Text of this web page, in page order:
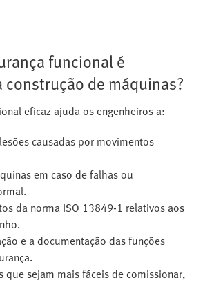
funcional é
de máquinas?
eficaz ajuda os engenheiros a:
causadas por movimentos
em caso de falhas ou
da norma ISO 13849-1 relativos aos
e a documentação das funções
que sejam mais fáceis de comissionar,